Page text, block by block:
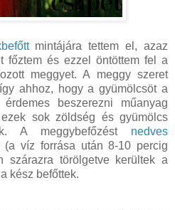
mintájára tettem el, azaz
főztem és ezzel öntöttem fel a
meggyet. A meggy szeret
ahhoz, hogy a gyümölcsöt a
beszerezni műanyag
sok zöldség és gyümölcs
A meggybefőzést nedves
(a víz forrása után 8-10 percig
szárazra törölgetve kerültek a
kész befőttek.